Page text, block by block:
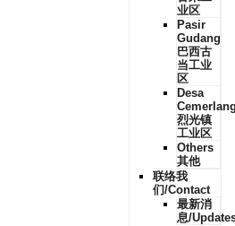
业区
Pasir
Gudang
巴西古
当工业
区
Desa
烈光镇
工业区
Others
其他
联络我
们/Contact
最新消
息/